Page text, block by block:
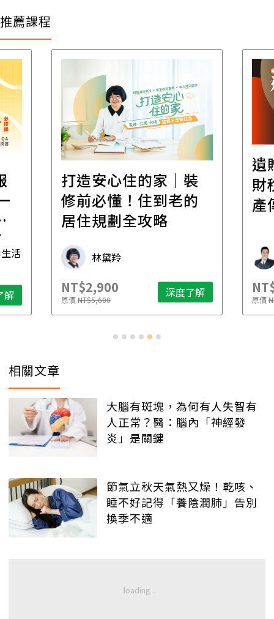
推薦課程
活
解
打造安心住的家｜裝
修前必懂！住到老的
居住規劃全攻略
林黛羚
NT$2,900
原價NT$5,600 深度了解
遺
財
產
原價
相關文章
大腦有斑塊，為何有人失智有
人正常？醫：腦內「神經發
炎」是關鍵
節氣立秋天氣熱又燥！乾咳、
睡不好記得「養陰潤肺」告別
換季不適